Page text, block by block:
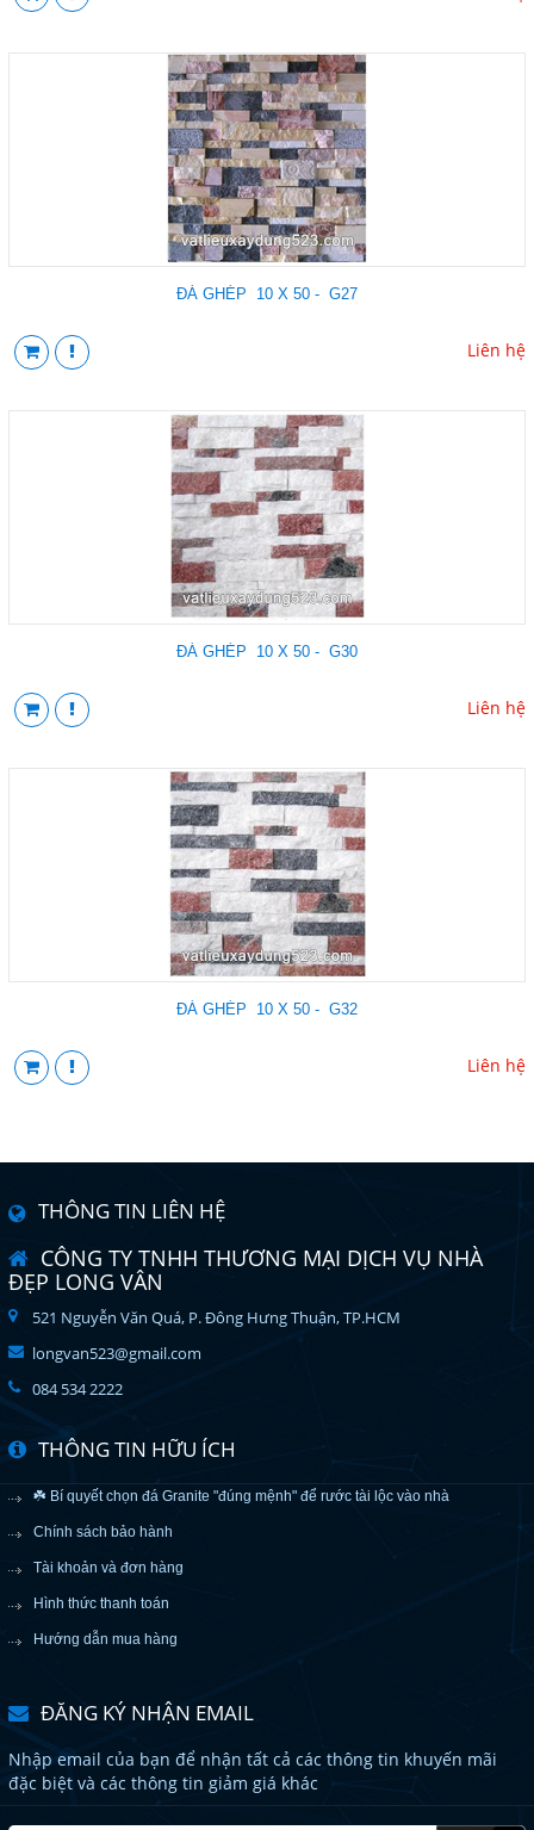
ĐÁ GHÉP 10 X 50 - G27
Liên hệ
ĐÁ GHÉP 10 X 50 - G30
Liên hệ
ĐÁ GHÉP 10 X 50 - G32
Liên hệ
THÔNG TIN LIÊN HỆ
CÔNG TY TNHH THƯƠNG MẠI DỊCH VỤ NHÀ
ĐẸP LONG VÂN
521 Nguyễn Văn Quá, P. Đông Hưng Thuận, TP.HCM
longvan523@gmail.com
084 534 2222
THÔNG TIN HỮU ÍCH
☘️ Bí quyết chọn đá Granite "đúng mệnh" để rước tài lộc vào nhà
Chính sách bảo hành
Tài khoản và đơn hàng
Hình thức thanh toán
Hướng dẫn mua hàng
ĐĂNG KÝ NHẬN EMAIL
Nhập email của bạn để nhận tất cả các thông tin khuyến mãi
đặc biệt và các thông tin giảm giá khác